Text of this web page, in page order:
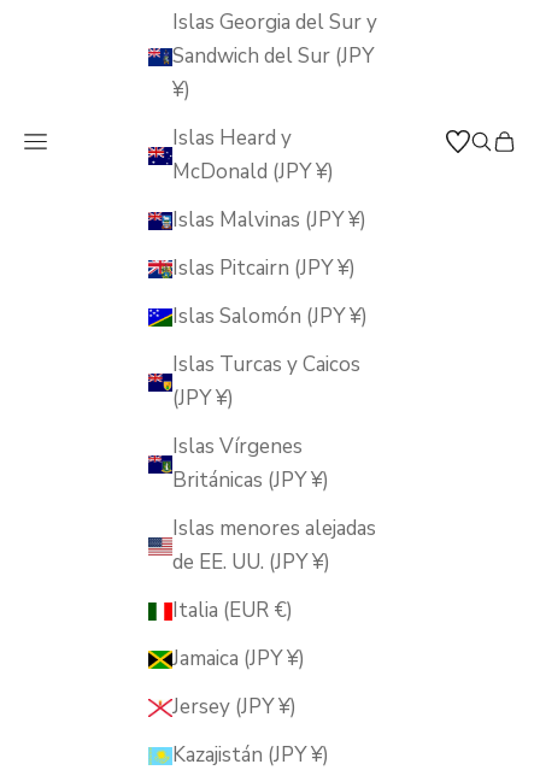
MUSUBI KILN
Abrir menú de navegación Abrir
Islas Georgia del Sur y
Sandwich del Sur (JPY
¥)
Islas Heard y
McDonald (JPY ¥)
Islas Malvinas (JPY ¥)
Islas Pitcairn (JPY ¥)
Islas Salomón (JPY ¥)
Islas Turcas y Caicos
(JPY ¥)
Islas Vírgenes
Británicas (JPY ¥)
Islas menores alejadas
de EE. UU. (JPY ¥)
Italia (EUR €)
Jamaica (JPY ¥)
Jersey (JPY ¥)
Kazajistán (JPY ¥)